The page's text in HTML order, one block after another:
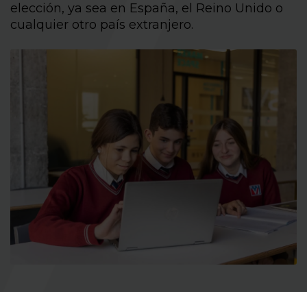
elección, ya sea en España, el Reino Unido o
cualquier otro país extranjero.